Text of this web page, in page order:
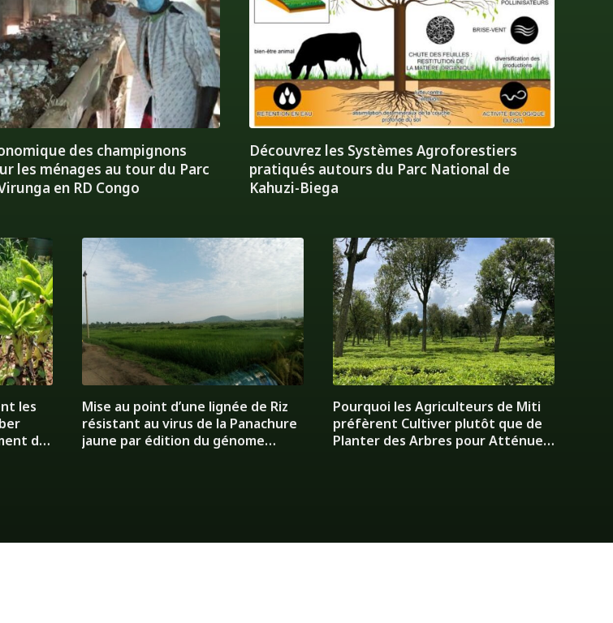
des champignons
les ménages au tour du Parc
en RD Congo
Découvrez les Systèmes Agroforestiers
pratiqués autours du Parc National de
Kahuzi-Biega
les
du
Mise au point d’une lignée de Riz
résistant au virus de la Panachure
jaune par édition du génome
Pourquoi les Agriculteurs de Miti
préfèrent Cultiver plutôt que de
Planter des Arbres pour Atténuer